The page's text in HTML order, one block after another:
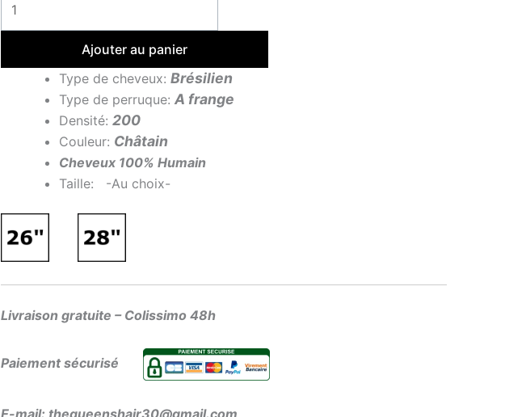
Ajouter au panier
Type de cheveux: Brésilien
Type de perruque: A frange
Densité: 200
Couleur: Châtain
Cheveux 100% Humain
Taille: -Au choix-
Livraison gratuite – Colissimo 48h
Paiement sécurisé
E-mail: thequeenshair30@gmail.com